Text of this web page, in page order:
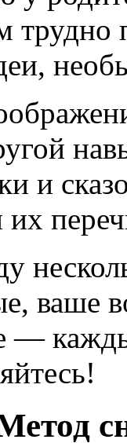
трудно
и
ваше
—